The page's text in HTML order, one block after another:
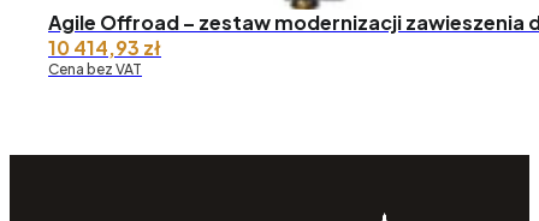
Agile Offroad – zestaw modernizacji zawieszenia
10 414,93 zł
Cena bez VAT